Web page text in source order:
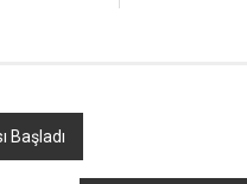
Başladı